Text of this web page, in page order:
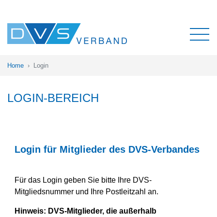
Home Login
LOGIN-BEREICH
Login für Mitglieder des DVS-Verbandes
Für das Login geben Sie bitte Ihre DVS-
Mitgliedsnummer und Ihre Postleitzahl an.
Hinweis: DVS-Mitglieder, die außerhalb